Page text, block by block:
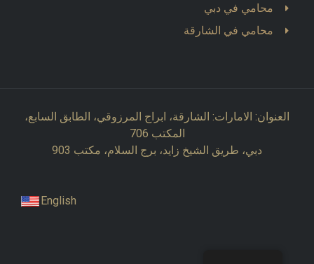
محامي في دبي
محامي في الشارقة
العنوان: الامارات: الشارقة، ابراج المرزوقي، الطابق السابع،
المكتب 706
دبي، طريق الشيخ زايد، برج السلام، مكتب 903
English